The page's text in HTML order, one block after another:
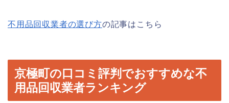
不用品回収業者の選び方の記事はこちら
京極町の口コミ評判でおすすめな不
用品回収業者ランキング